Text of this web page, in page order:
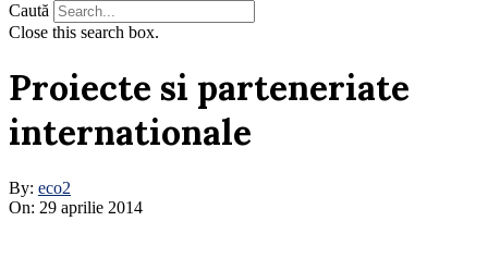
Caută
Close this search box.
Proiecte si parteneriate
internationale
By: eco2
On: 29 aprilie 2014